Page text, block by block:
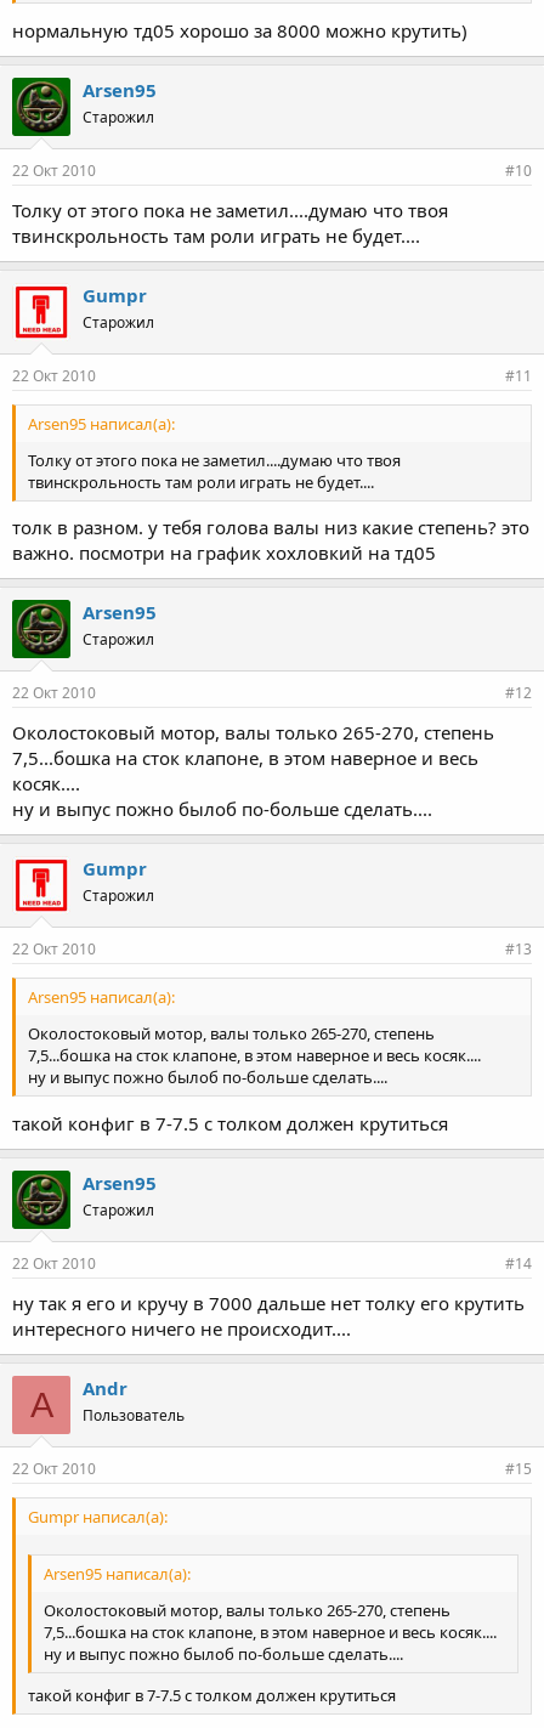
нормальную тд05 хорошо за 8000 можно крутить)
Arsen95
Старожил
22 Окт 2010 #10
Толку от этого пока не заметил....думаю что твоя
твинскрольность там роли играть не будет....
Gumpr
Старожил
22 Окт 2010 #11
Arsen95 написал(а):
Толку от этого пока не заметил....думаю что твоя
твинскрольность там роли играть не будет....
толк в разном. у тебя голова валы низ какие степень? это
важно. посмотри на график хохловкий на тд05
Arsen95
Старожил
22 Окт 2010 #12
Околостоковый мотор, валы только 265-270, степень
7,5...бошка на сток клапоне, в этом наверное и весь
косяк....
ну и выпус пожно былоб по-больше сделать....
Gumpr
Старожил
22 Окт 2010 #13
Arsen95 написал(а):
Околостоковый мотор, валы только 265-270, степень
7,5...бошка на сток клапоне, в этом наверное и весь косяк....
ну и выпус пожно былоб по-больше сделать....
такой конфиг в 7-7.5 с толком должен крутиться
Arsen95
Старожил
22 Окт 2010 #14
ну так я его и кручу в 7000 дальше нет толку его крутить
интересного ничего не происходит....
A Andr
Пользователь
22 Окт 2010 #15
Gumpr написал(а):
Arsen95 написал(а):
Околостоковый мотор, валы только 265-270, степень
7,5...бошка на сток клапоне, в этом наверное и весь косяк....
ну и выпус пожно былоб по-больше сделать....
такой конфиг в 7-7.5 с толком должен крутиться